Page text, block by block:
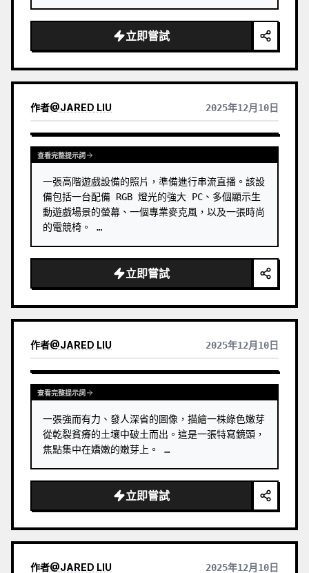
立即嘗試
作者@JARED LIU 2025年12月10日
查看完整提示詞
一張高階遊戲設備的照片，準備進行串流直播。該設
備包括一台配備 RGB 燈光的強大 PC、多個顯示生
動遊戲場景的螢幕、一個專業麥克風，以及一張時尚
的電競椅。 …
立即嘗試
作者@JARED LIU 2025年12月10日
查看完整提示詞
一張強而有力、發人深省的圖像，描繪一株綠色嫩芽
從乾裂貧瘠的土壤中破土而出。這是一張特寫鏡頭，
焦點集中在嬌嫩的嫩芽上。 …
立即嘗試
作者@JARED LIU 2025年12月10日